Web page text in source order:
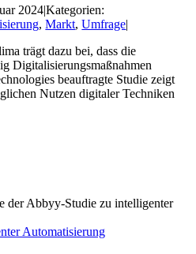
2024|Kategorien:
,Markt,Umfrage|
trägt dazu bei, dass die
Digitalisierungsmaßnahmen
beauftragte Studie zeigt
Nutzen digitaler Techniken
Automatisierung